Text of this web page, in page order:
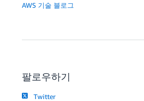
AWS 기술 블로그
팔로우하기
Twitter